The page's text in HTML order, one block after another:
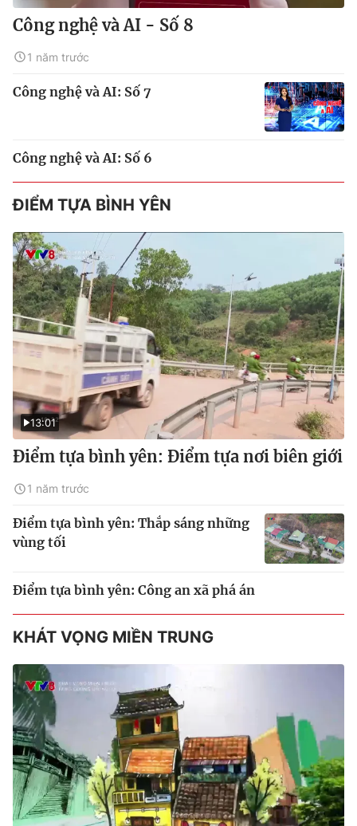
Công nghệ và AI - Số 8
1 năm trước
Công nghệ và AI: Số 7
Công nghệ và AI: Số 6
ĐIỂM TỰA BÌNH YÊN
13:01
Điểm tựa bình yên: Điểm tựa nơi biên giới
1 năm trước
Điểm tựa bình yên: Thắp sáng những
vùng tối
Điểm tựa bình yên: Công an xã phá án
KHÁT VỌNG MIỀN TRUNG